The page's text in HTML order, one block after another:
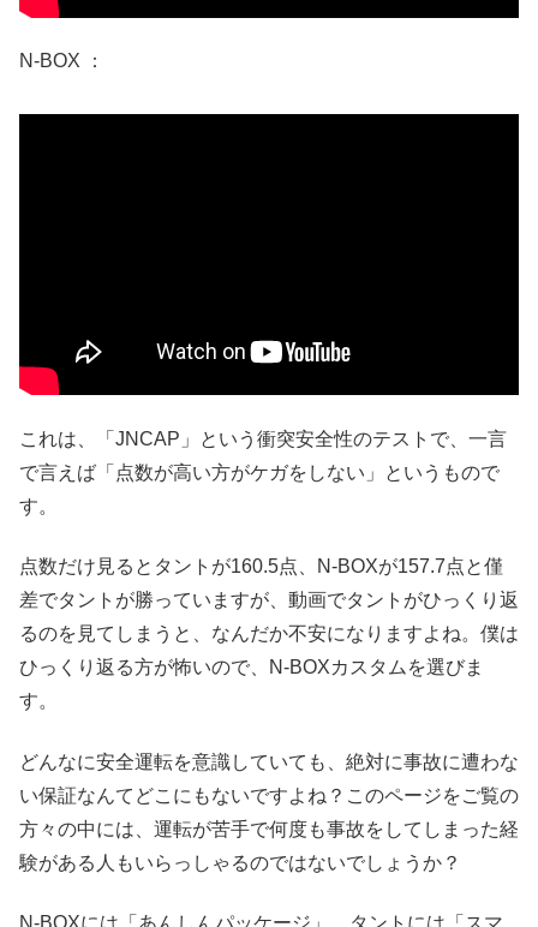
N-BOX ：
これは、「JNCAP」という衝突安全性のテストで、一言
で言えば「点数が高い方がケガをしない」というもので
す。
点数だけ見るとタントが160.5点、N-BOXが157.7点と僅
差でタントが勝っていますが、動画でタントがひっくり返
るのを見てしまうと、なんだか不安になりますよね。僕は
ひっくり返る方が怖いので、N-BOXカスタムを選びま
す。
どんなに安全運転を意識していても、絶対に事故に遭わな
い保証なんてどこにもないですよね？このページをご覧の
方々の中には、運転が苦手で何度も事故をしてしまった経
験がある人もいらっしゃるのではないでしょうか？
N-BOXには「あんしんパッケージ」、タントには「スマ